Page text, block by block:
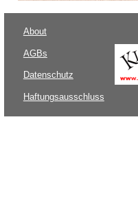
About
AGBs
Datenschutz
Haftungsausschluss